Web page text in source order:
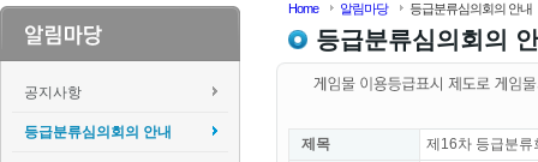
공지사항
등급분류심의회의 안내
Home 알림마당 등급분류심의회의 안내
등급분류심의회의
제목 제16차 등급분류